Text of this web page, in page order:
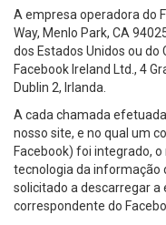
A empresa operadora do
Way, Menlo Park, CA
dos Estados Unidos ou do
Facebook Ireland Ltd., 4
Dublin 2, Irlanda.
A cada chamada
nosso site, e no qual um
Facebook) foi integrado,
tecnologia da
solicitado a descarregar a
correspondente do